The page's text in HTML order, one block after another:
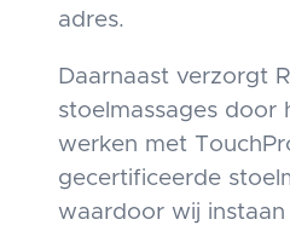
adres.
Daarnaast verzorgt
stoelmassages door
werken met
gecertificeerde
waardoor wij